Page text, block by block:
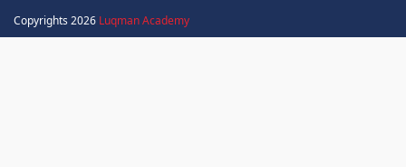
Copyrights 2026 Luqman Academy